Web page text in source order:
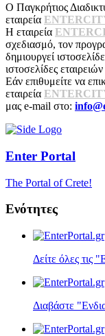
Ο Παγκρήτιος
εταιρεία
Η εταιρεία
σχεδιασμό, τον
δημιουργεί
ιστοσελίδες
Εάν επιθυμείτε να
εταιρεία
μας e-mail στο:
Enter Portal
The Portal of Crete!
Ενότητες
Δείτε όλες τις
Διαβάστε